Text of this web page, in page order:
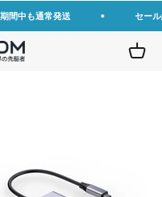
間中も通常発送 セー
カー